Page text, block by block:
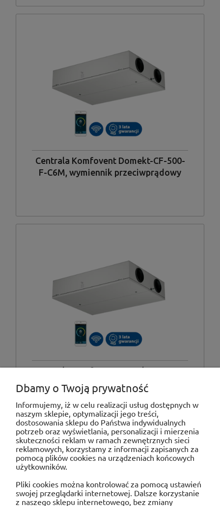
Centrala Komfovent Domekt-CF-500-
F-C6M, wymiennik przeciwprądowy
Centrala Komfovent Domekt-CF-500-
F-C6M-ER wymiennik przeciwprądowy
entalpiczny, wykonanie płaskie,
podwieszane
« 1 2 »
MOJE KONTO
Dbamy o Twoją prywatność
Informujemy, iż w celu realizacji usług dostępnych w
naszym sklepie, optymalizacji jego treści,
dostosowania sklepu do Państwa indywidualnych
potrzeb oraz wyświetlania, personalizacji i mierzenia
skuteczności reklam w ramach zewnętrznych sieci
reklamowych, korzystamy z informacji zapisanych za
pomocą plików cookies na urządzeniach końcowych
użytkowników.
Pliki cookies można kontrolować za pomocą ustawień
swojej przeglądarki internetowej. Dalsze korzystanie
z naszego sklepu internetowego, bez zmiany